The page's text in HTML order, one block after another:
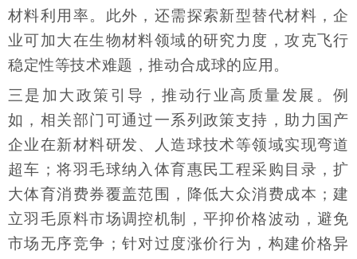
材料利用率。此外，还需探索新型替代材料，企
业可加大在生物材料领域的研究力度，攻克飞行
稳定性等技术难题，推动合成球的应用。
三是加大政策引导，推动行业高质量发展。例
如，相关部门可通过一系列政策支持，助力国产
企业在新材料研发、人造球技术等领域实现弯道
超车；将羽毛球纳入体育惠民工程采购目录，扩
大体育消费券覆盖范围，降低大众消费成本；建
立羽毛原料市场调控机制，平抑价格波动，避免
市场无序竞争；针对过度涨价行为，构建价格异